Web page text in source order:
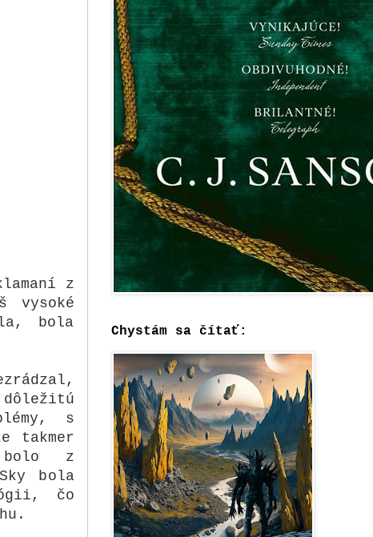
z
bola
s
takmer
bolo z
bola
čo
Chystám sa čítať: